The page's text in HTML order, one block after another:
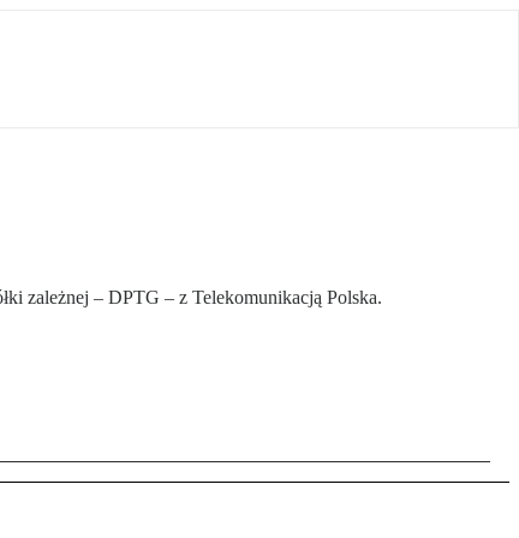
zależnej – DPTG – z Telekomunikacją Polska.